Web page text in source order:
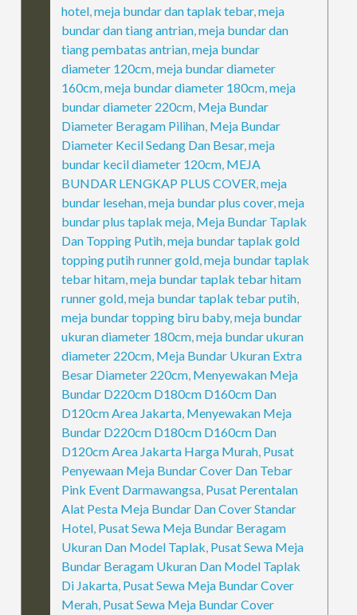
hotel,meja bundar dan taplak tebar,meja
bundar dan tiang antrian,meja bundar dan
tiang pembatas antrian,meja bundar
diameter 120cm,meja bundar diameter
160cm,meja bundar diameter 180cm,meja
bundar diameter 220cm, Meja Bundar
Diameter Beragam Pilihan, Meja Bundar
Diameter Kecil Sedang Dan Besar,meja
bundar kecil diameter 120cm, MEJA
BUNDAR LENGKAP PLUS COVER,meja
bundar lesehan,meja bundar plus cover,meja
bundar plus taplak meja, Meja Bundar Taplak
Dan Topping Putih,meja bundar taplak gold
topping putih runner gold,meja bundar taplak
tebar hitam,meja bundar taplak tebar hitam
runner gold,meja bundar taplak tebar putih,
meja bundar topping biru baby,meja bundar
ukuran diameter 180cm,meja bundar ukuran
diameter 220cm, Meja Bundar Ukuran Extra
Besar Diameter 220cm, Menyewakan Meja
Bundar D220cm D180cm D160cm Dan
D120cm Area Jakarta, Menyewakan Meja
Bundar D220cm D180cm D160cm Dan
D120cm Area Jakarta Harga Murah, Pusat
Penyewaan Meja Bundar Cover Dan Tebar
Pink Event Darmawangsa, Pusat Perentalan
Alat Pesta Meja Bundar Dan Cover Standar
Hotel, Pusat Sewa Meja Bundar Beragam
Ukuran Dan Model Taplak, Pusat Sewa Meja
Bundar Beragam Ukuran Dan Model Taplak
Di Jakarta, Pusat Sewa Meja Bundar Cover
Merah, Pusat Sewa Meja Bundar Cover